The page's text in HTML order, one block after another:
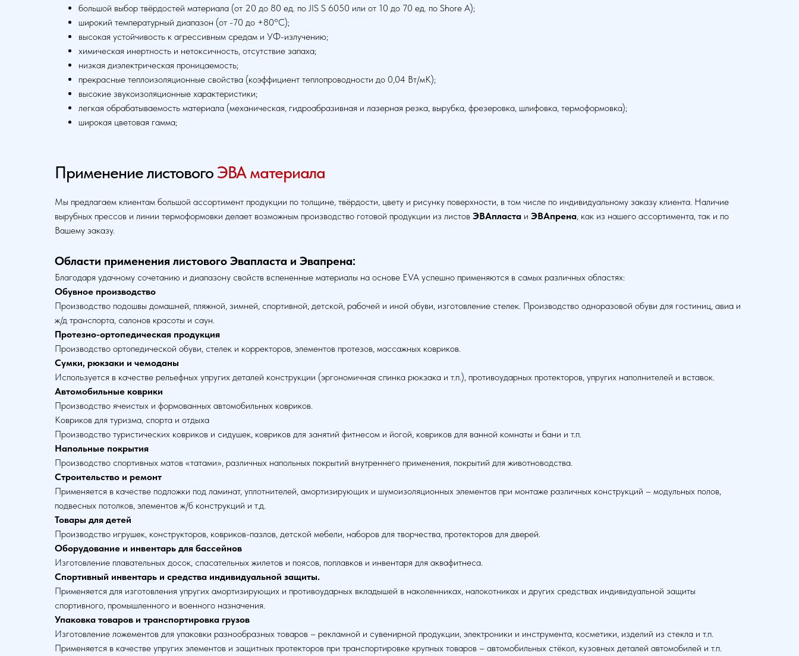
большой выбор твёрдостей материала (от 20 до 80 ед. по JIS S 6050 или от 10 до 70 ед. по Shore А);
широкий температурный диапазон (от -70 до +80°C);
высокая устойчивость к агрессивным средам и УФ-излучению;
химическая инертность и нетоксичность, отсутствие запаха;
низкая диэлектрическая проницаемость;
прекрасные теплоизоляционные свойства (коэффициент теплопроводности до 0,04 Вт/мК);
высокие звукоизоляционные характеристики;
легкая обрабатываемость материала (механическая, гидроабразивная и лазерная резка, вырубка, фрезеровка, шлифовка, термоформовка);
широкая цветовая гамма;
Применение листового ЭВА материала
Мы предлагаем клиентам большой ассортимент продукции по толщине, твёрдости, цвету и рисунку поверхности, в том числе по индивидуальному заказу клиента. Наличие
вырубных прессов и линии термоформовки делает возможным производство готовой продукции из листов ЭВАпласта и ЭВАпрена, как из нашего ассортимента, так и по
Вашему заказу.
Области применения листового Эвапласта и Эвапрена:
Благодаря удачному сочетанию и диапазону свойств вспененные материалы на основе EVA успешно применяются в самых различных областях:
Обувное производство
Производство подошвы домашней, пляжной, зимней, спортивной, детской, рабочей и иной обуви, изготовление стелек. Производство одноразовой обуви для гостиниц, авиа и
ж/д транспорта, салонов красоты и саун.
Протезно-ортопедическая продукция
Производство ортопедической обуви, стелек и корректоров, элементов протезов, массажных ковриков.
Сумки, рюкзаки и чемоданы
Используется в качестве рельефных упругих деталей конструкции (эргономичная спинка рюкзака и т.п.), противоударных протекторов, упругих наполнителей и вставок.
Автомобильные коврики
Производство ячеистых и формованных автомобильных ковриков.
Ковриков для туризма, спорта и отдыха
Производство туристических ковриков и сидушек, ковриков для занятий фитнесом и йогой, ковриков для ванной комнаты и бани и т.п.
Напольные покрытия
Производство спортивных матов «татами», различных напольных покрытий внутреннего применения, покрытий для животноводства.
Строительство и ремонт
Применяется в качестве подложки под ламинат, уплотнителей, амортизирующих и шумоизоляционных элементов при монтаже различных конструкций – модульных полов,
подвесных потолков, элементов ж/б конструкций и т.д.
Товары для детей
Производство игрушек, конструкторов, ковриков-пазлов, детской мебели, наборов для творчества, протекторов для дверей.
Оборудование и инвентарь для бассейнов
Изготовление плавательных досок, спасательных жилетов и поясов, поплавков и инвентаря для аквафитнеса.
Спортивный инвентарь и средства индивидуальной защиты.
Применяется для изготовления упругих амортизирующих и противоударных вкладышей в наколенниках, налокотниках и других средствах индивидуальной защиты
спортивного, промышленного и военного назначения.
Упаковка товаров и транспортировка грузов
Изготовление ложементов для упаковки разнообразных товаров – рекламной и сувенирной продукции, электроники и инструмента, косметики, изделий из стекла и т.п.
Применяется в качестве упругих элементов и защитных протекторов при транспортировке крупных товаров – автомобильных стёкол, кузовных деталей автомобилей и т.п.